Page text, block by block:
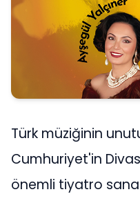
Türk müziğinin
Cumhuriyet'in
önemli tiyatro